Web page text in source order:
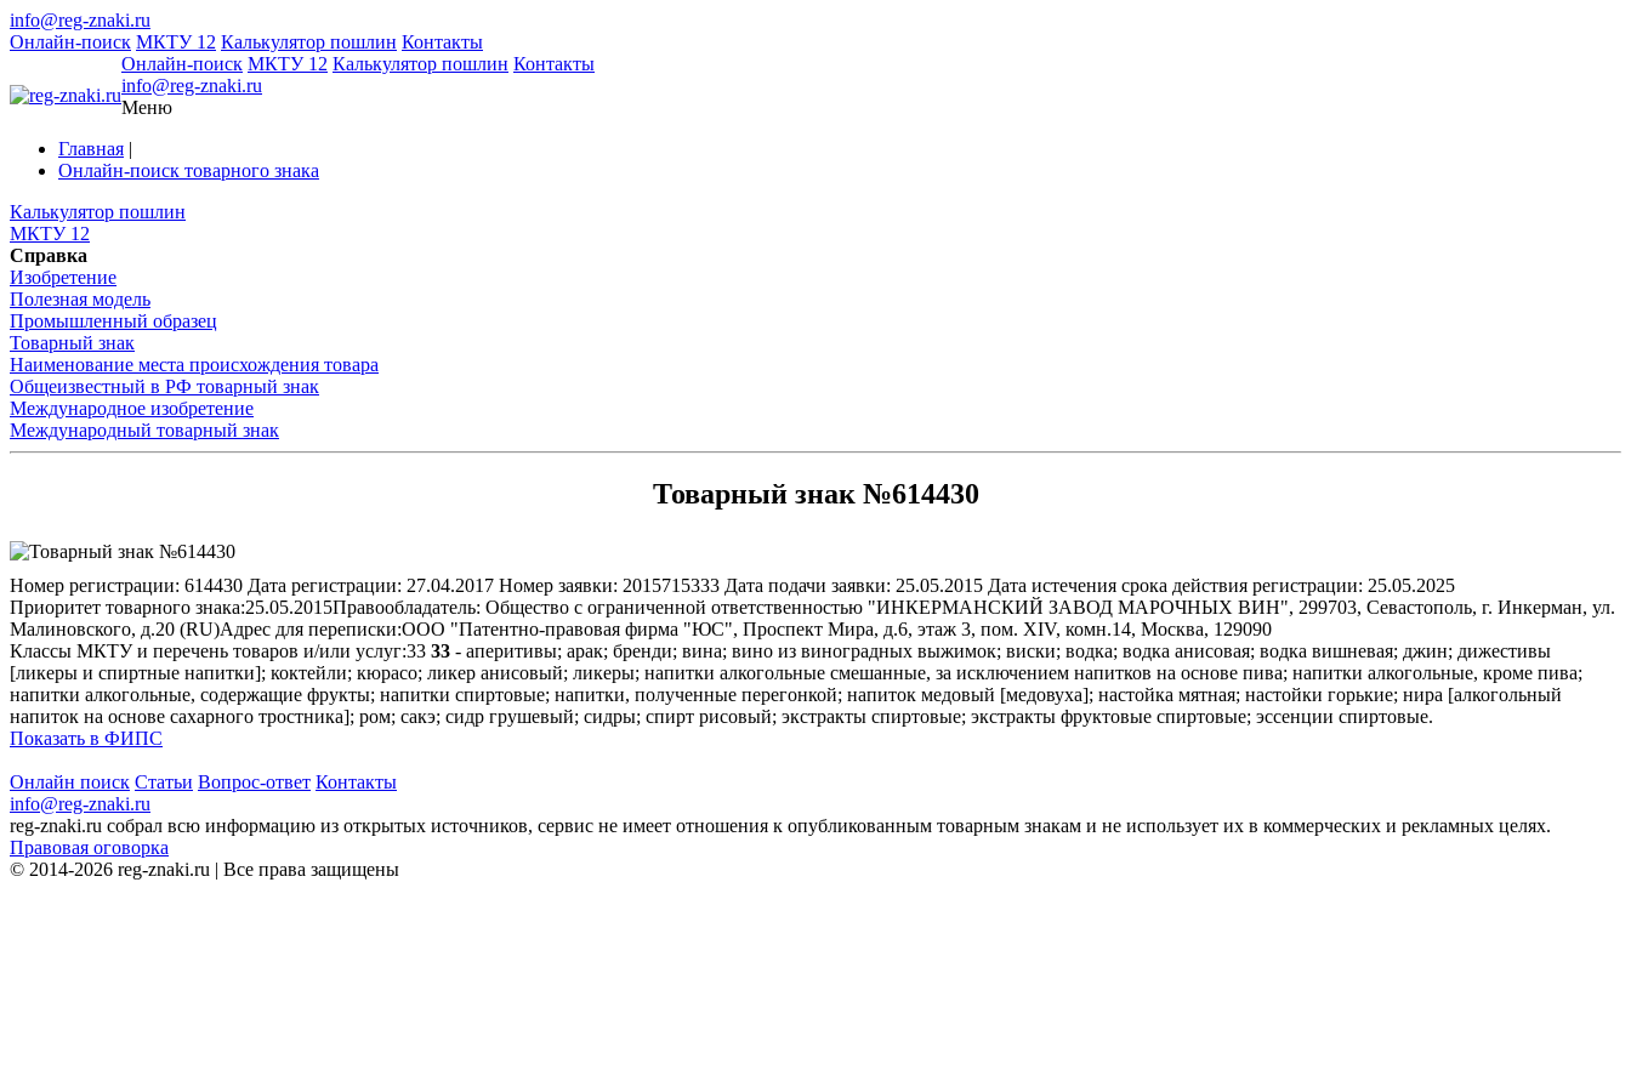
info@reg-znaki.ru
Онлайн-поиск МКТУ 12 Калькулятор пошлин Контакты
Онлайн-поиск МКТУ 12 Калькулятор пошлин Контакты
info@reg-znaki.ru
Меню
Главная |
Онлайн-поиск товарного знака
Калькулятор пошлин
МКТУ 12
Справка
Изобретение
Полезная модель
Промышленный образец
Товарный знак
Наименование места происхождения товара
Общеизвестный в РФ товарный знак
Международное изобретение
Международный товарный знак
Товарный знак №614430
Номер регистрации: 614430 Дата регистрации: 27.04.2017 Номер заявки: 2015715333 Дата подачи заявки: 25.05.2015 Дата истечения срока действия регистрации: 25.05.2025
Приоритет товарного знака:25.05.2015Правообладатель: Общество с ограниченной ответственностью "ИНКЕРМАНСКИЙ ЗАВОД МАРОЧНЫХ ВИН", 299703, Севастополь, г. Инкерман, ул.
Малиновского, д.20 (RU)Адрес для переписки:ООО "Патентно-правовая фирма "ЮС", Проспект Мира, д.6, этаж 3, пом. XIV, комн.14, Москва, 129090
Классы МКТУ и перечень товаров и/или услуг:33 33 - аперитивы; арак; бренди; вина; вино из виноградных выжимок; виски; водка; водка анисовая; водка вишневая; джин; дижестивы
[ликеры и спиртные напитки]; коктейли; кюрасо; ликер анисовый; ликеры; напитки алкогольные смешанные, за исключением напитков на основе пива; напитки алкогольные, кроме пива;
напитки алкогольные, содержащие фрукты; напитки спиртовые; напитки, полученные перегонкой; напиток медовый [медовуха]; настойка мятная; настойки горькие; нира [алкогольный
напиток на основе сахарного тростника]; ром; сакэ; сидр грушевый; сидры; спирт рисовый; экстракты спиртовые; экстракты фруктовые спиртовые; эссенции спиртовые.
Показать в ФИПС
Онлайн поиск Статьи Вопрос-ответ Контакты
info@reg-znaki.ru
reg-znaki.ru собрал всю информацию из открытых источников, сервис не имеет отношения к опубликованным товарным знакам и не использует их в коммерческих и рекламных целях.
Правовая оговорка
© 2014-2026 reg-znaki.ru | Все права защищены